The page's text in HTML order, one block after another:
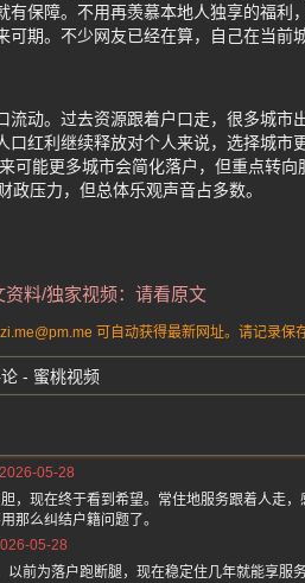
保障。不用再羡慕本地人独享的福利
期。不少网友已经在算，自己在当前
动。过去资源跟着户口走，很多城市
红利继续释放对个人来说，选择城市
可能更多城市会简化落户，但重点转向
政压力，但总体乐观声音占多数。
料/独家视频：请看原文
可自动获得最新网址。请记录保
- 蜜桃视频
2026-05-28
，现在终于看到希望。常住地服务跟着人走
那么纠结户籍问题了。
05-28
前为落户跑断腿，现在稳定住几年就能享服